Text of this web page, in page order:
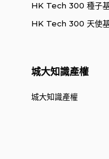
HK Tech 300 種子
HK Tech 300 天使
城大知識產權
城大知識產權